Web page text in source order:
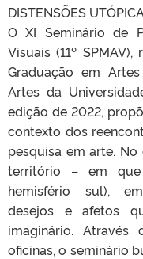
DISTENSÕES
O XI Seminário de
Visuais (11º
Graduação em
Artes da
edição de 2022,
contexto dos
pesquisa em arte.
território – em
hemisfério sul),
desejos e afetos
imaginário. Através
oficinas, o seminário